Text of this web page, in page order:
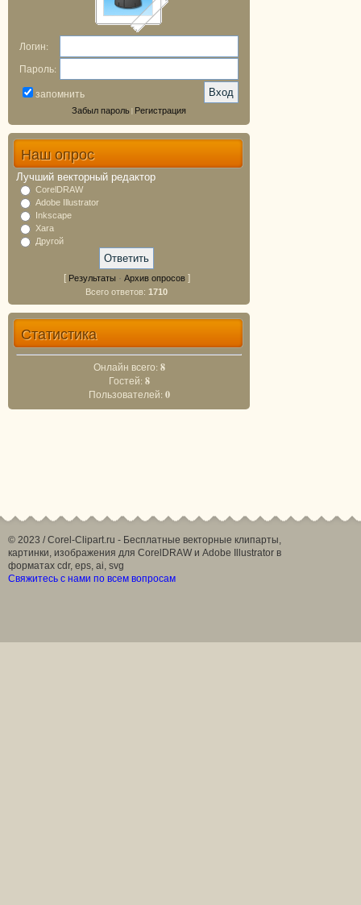
Логин:
Пароль:
запомнить
Забыл пароль| Регистрация
Наш опрос
Лучший векторный редактор
CorelDRAW
Adobe Illustrator
Inkscape
Xara
Другой
[ Результаты · Архив опросов]
Всего ответов: 1710
Статистика
Онлайн всего: 8
Гостей: 8
Пользователей: 0
© 2023 / Corel-Clipart.ru - Бесплатные векторные клипарты,
картинки, изображения для CorelDRAW и Adobe Illustrator в
форматах cdr, eps, ai, svg
Свяжитесь с нами по всем вопросам